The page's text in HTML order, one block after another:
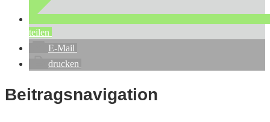
teilen
E-Mail
drucken
Beitragsnavigation